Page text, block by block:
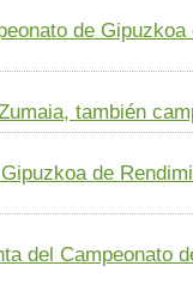
de
también
de
del Campeonato